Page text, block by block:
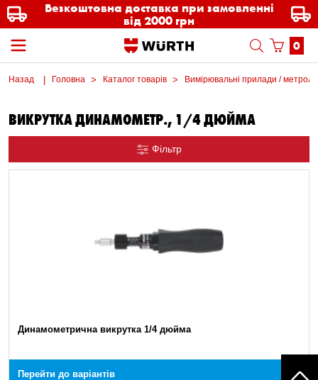
Безкоштовна доставка при замовленні
від 2000 грн
0
Назад Головна Каталог товарів Вимірювальні прилади /
ВИКРУТКА ДИНАМОМЕТР., 1/4 ДЮЙМА
Фільтр
Динамометрична викрутка 1/4 дюйма
Перейти до варіантів